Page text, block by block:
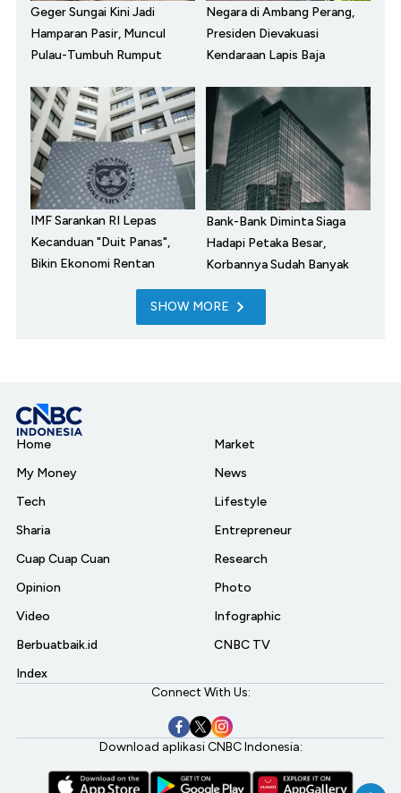
Geger Sungai Kini Jadi
Hamparan Pasir, Muncul
Pulau-Tumbuh Rumput
Negara di Ambang Perang,
Presiden Dievakuasi
Kendaraan Lapis Baja
IMF Sarankan RI Lepas
Kecanduan "Duit Panas",
Bikin Ekonomi Rentan
Bank-Bank Diminta Siaga
Hadapi Petaka Besar,
Korbannya Sudah Banyak
SHOW MORE
Home
My Money
Tech
Sharia
Cuap Cuap Cuan
Opinion
Video
Berbuatbaik.id
Index
Market
News
Lifestyle
Entrepreneur
Research
Photo
Infographic
CNBC TV
Connect With Us:
Download aplikasi CNBC Indonesia: